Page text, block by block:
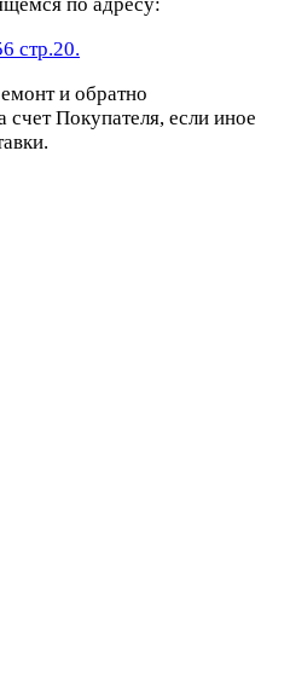
по адресу:
стр.20.
и обратно
счет Покупателя, если иное